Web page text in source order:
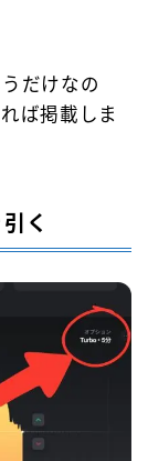
だけなの
ば掲載しま
く